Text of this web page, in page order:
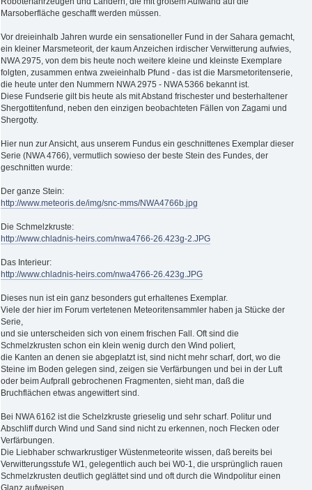
Marsoberfläche geschafft werden müssen.
Vor dreieinhalb Jahren wurde ein sensationeller Fund in der Sahara gemacht,
ein kleiner Marsmeteorit, der kaum Anzeichen irdischer Verwitterung aufwies,
NWA 2975, von dem bis heute noch weitere kleine und kleinste Exemplare
folgten, zusammen entwa zweieinhalb Pfund - das ist die Marsmetoritenserie,
die heute unter den Nummern NWA 2975 - NWA 5366 bekannt ist.
Diese Fundserie gilt bis heute als mit Abstand frischester und besterhaltener
Shergottitenfund, neben den einzigen beobachteten Fällen von Zagami und
Shergotty.
Hier nun zur Ansicht, aus unserem Fundus ein geschnittenes Exemplar dieser
Serie (NWA 4766), vermutlich sowieso der beste Stein des Fundes, der
geschnitten wurde:
Der ganze Stein:
http://www.meteoris.de/img/snc-mms/NWA4766b.jpg
Die Schmelzkruste:
http://www.chladnis-heirs.com/nwa4766-26.423g-2.JPG
Das Interieur:
http://www.chladnis-heirs.com/nwa4766-26.423g.JPG
Dieses nun ist ein ganz besonders gut erhaltenes Exemplar.
Viele der hier im Forum vertetenen Meteoritensammler haben ja Stücke der
Serie,
und sie unterscheiden sich von einem frischen Fall. Oft sind die
Schmelzkrusten schon ein klein wenig durch den Wind poliert,
die Kanten an denen sie abgeplatzt ist, sind nicht mehr scharf, dort, wo die
Steine im Boden gelegen sind, zeigen sie Verfärbungen und bei in der Luft
oder beim Aufprall gebrochenen Fragmenten, sieht man, daß die
Bruchflächen etwas angewittert sind.
Bei NWA 6162 ist die Schelzkruste grieselig und sehr scharf. Politur und
Abschliff durch Wind und Sand sind nicht zu erkennen, noch Flecken oder
Verfärbungen.
Die Liebhaber schwarkrustiger Wüstenmeteorite wissen, daß bereits bei
Verwitterungsstufe W1, gelegentlich auch bei W0-1, die ursprünglich rauen
Schmelzkrusten deutlich geglättet sind und oft durch die Windpolitur einen
Glanz aufweisen.